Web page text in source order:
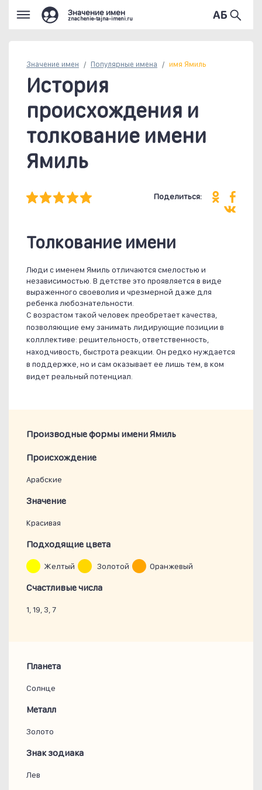
Значение имен
znachenie-tajna-imeni.ru
Значение имен Популярные имена имя Ямиль
История
происхождения и
толкование имени
Ямиль
Поделиться:
Толкование имени
Люди с именем Ямиль отличаются смелостью и
независимостью. В детстве это проявляется в виде
выраженного своеволия и чрезмерной даже для
ребенка любознательности.
С возрастом такой человек преобретает качества,
позволяющие ему занимать лидирующие позиции в
колллективе: решительность, ответственность,
находчивость, быстрота реакции. Он редко нуждается
в поддержке, но и сам оказывает ее лишь тем, в ком
видет реальный потенциал.
Производные формы имени Ямиль
Проиcхождение
Арабские
Значение
Красивая
Подходящие цвета
Желтый Золотой Оранжевый
Счастливые числа
1, 19, 3, 7
Планета
Солнце
Металл
Золото
Знак зодиака
Лев